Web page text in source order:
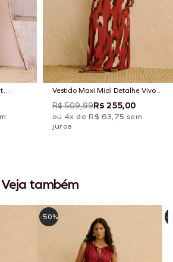
Vestido Maxi Midi Detalhe Vivo
Estampado Chimu Marrom
R$ 509,99R$ 255,00
ou 4x de R$ 63,75 sem
juros
Veja também
-50% -